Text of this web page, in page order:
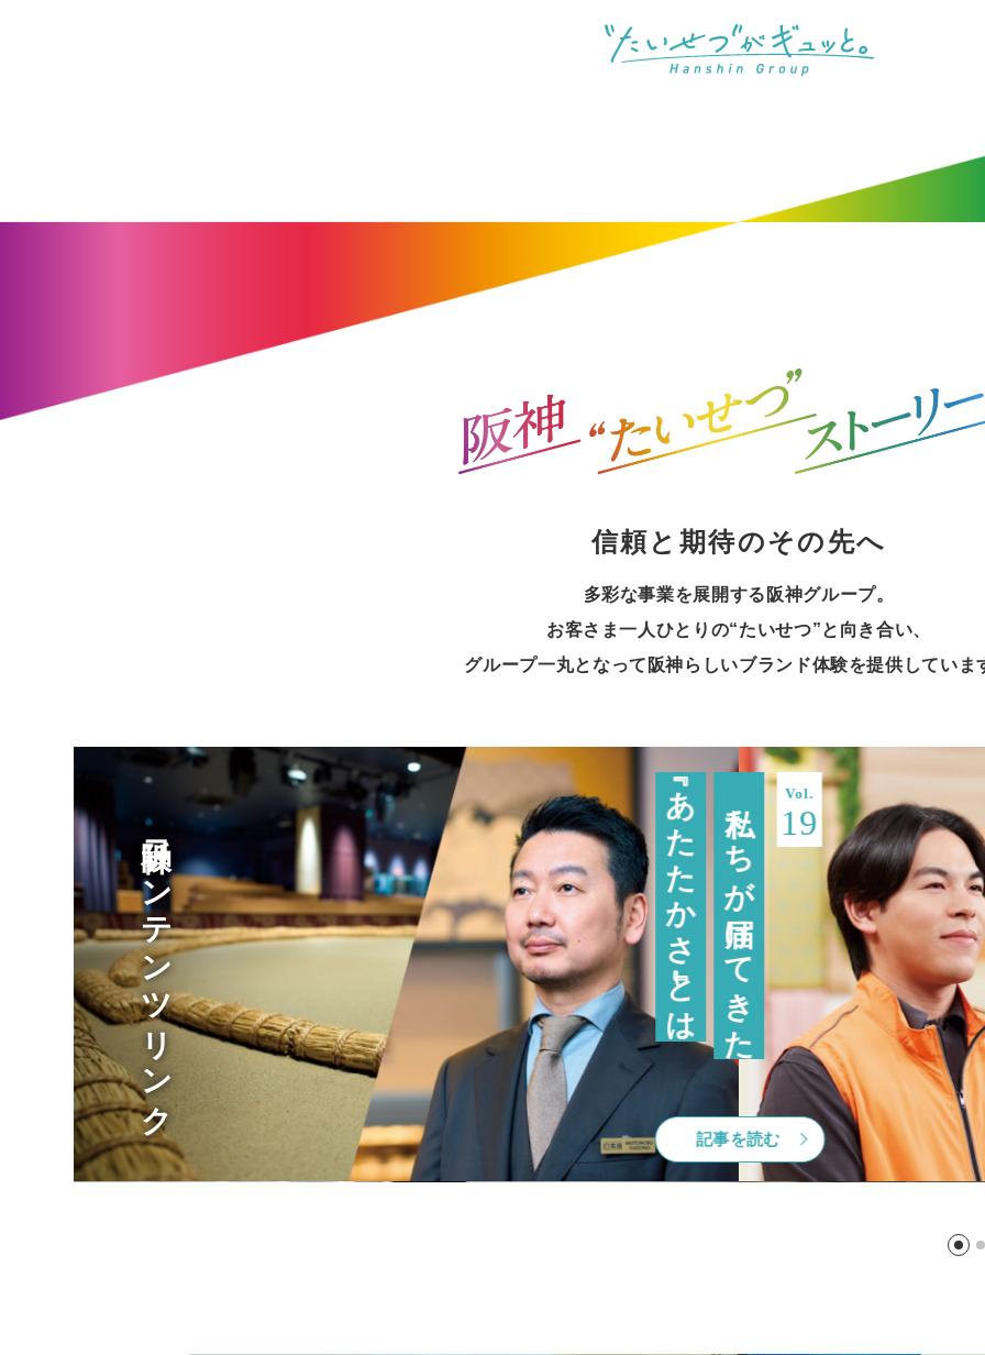
信頼と期待のその先へ
多彩な事業を展開する阪神グループ。
お客さま一人ひとりの“たいせつ”と向き合い、
グループ一丸となって阪神らしいブランド体験を提供していま
阪神コンテンツリンク
Vol.
16
私たちが届けてきた
『先進性』とは
記事を読む
Vol.
19
私たちが届けてきた
『あたたかさ』とは
記事を読む
Vol.
18
私たちが届けてきた
『ほんまもん』とは
記事を読む
Vol.
17
私たちが届けてきた
『あたたかさ』とは
記事を読む
Vol.
16
私たちが届けてきた
『先進性』とは
記事を読む
Vol.
19
私たちが届けてきた
『あたたかさ』とは
記事を読む